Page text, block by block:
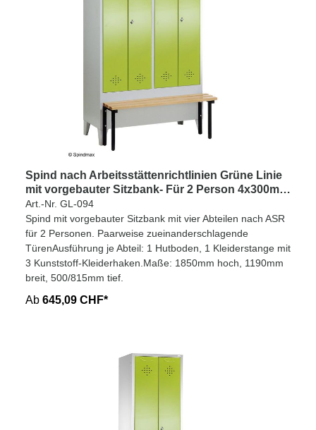
Spind nach Arbeitsstättenrichtlinien Grüne Linie
mit vorgebauter Sitzbank- Für 2 Person 4x300mm
Abteilbreite
Art.-Nr. GL-094
Spind mit vorgebauter Sitzbank mit vier Abteilen nach ASR
für 2 Personen. Paarweise zueinanderschlagende
TürenAusführung je Abteil: 1 Hutboden, 1 Kleiderstange mit
3 Kunststoff-Kleiderhaken.Maße: 1850mm hoch, 1190mm
breit, 500/815mm tief.
Ab 645,09 CHF*